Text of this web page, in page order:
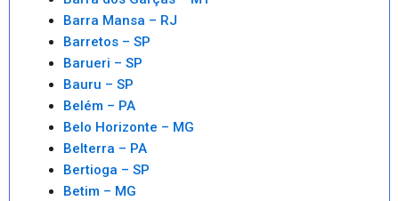
Barra Mansa – RJ
Barretos – SP
Barueri – SP
Bauru – SP
Belém – PA
Belo Horizonte – MG
Belterra – PA
Bertioga – SP
Betim – MG